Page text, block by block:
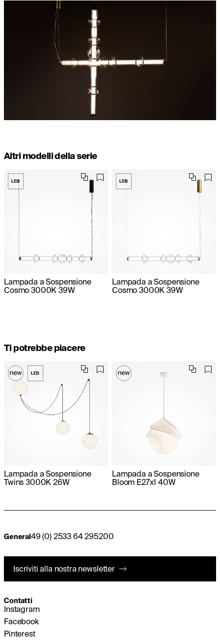
Altri modelli della serie
Lampada a Sospensione
Cosmo 3000K 39W
Lampada a Sospensione
Cosmo 3000K 39W
Ti potrebbe piacere
Lampada a Sospensione
Twins 3000K 26W
Lampada a Sospensione
Bloom E27x1 40W
General 49 (0) 2533 64 295200
Iscriviti alla nostra newsletter
Contatti
Instagram
Facebook
Pinterest